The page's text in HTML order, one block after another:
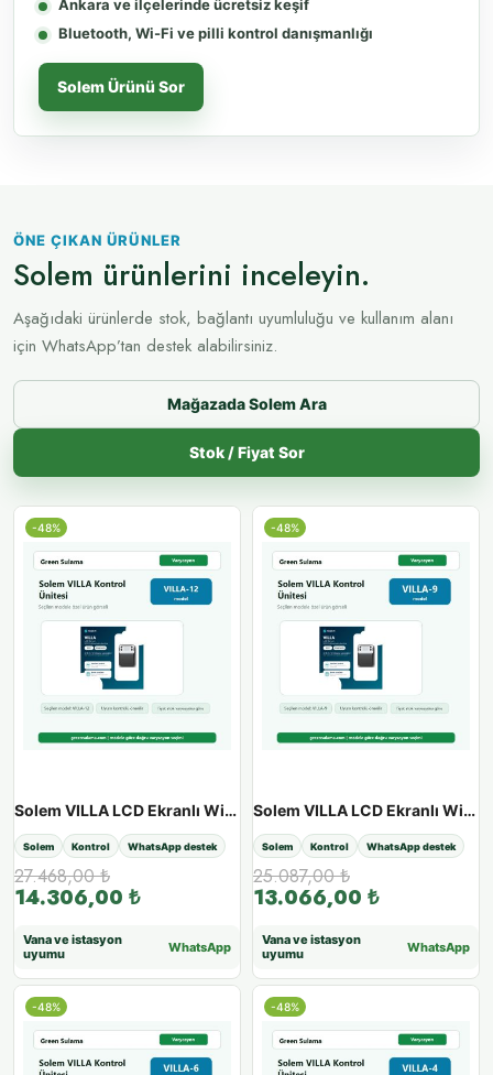
Ankara ve ilçelerinde ücretsiz keşif
Bluetooth, Wi-Fi ve pilli kontrol danışmanlığı
Solem Ürünü Sor
ÖNE ÇIKAN ÜRÜNLER
Solem ürünlerini inceleyin.
Aşağıdaki ürünlerde stok, bağlantı uyumluluğu ve kullanım alanı
için WhatsApp’tan destek alabilirsiniz.
Mağazada Solem Ara
Stok / Fiyat Sor
-48%
Solem VILLA LCD Ekranlı Wi-Fi & Bluetooth Sulama Ünitesi - VILLA 12
Solem Kontrol WhatsApp destek
27.468,00₺
14.306,00 ₺
Vana ve istasyon
uyumu
WhatsApp
-48%
Solem VILLA LCD Ekranlı Wi-Fi & Bluetooth Sulama Ünitesi - VILLA 9
Solem Kontrol WhatsApp destek
25.087,00₺
13.066,00 ₺
Vana ve istasyon
uyumu
WhatsApp
-48% -48%